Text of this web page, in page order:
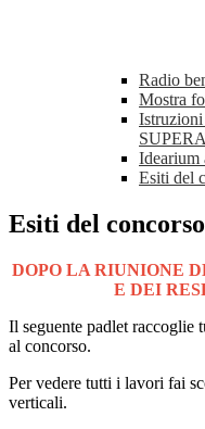
Radio
Mostra
Istruzioni
Idearium
Esiti del
Esiti del
DOPO LA RIUNIONE
E DEI
Il seguente padlet raccoglie
al concorso.
Per vedere tutti i lavori fai
verticali.